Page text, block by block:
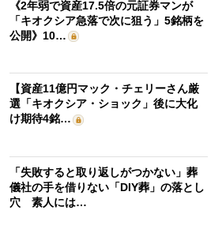
《2年弱で資産17.5倍の元証券マンが
「キオクシア急落で次に狙う」5銘柄を
公開》10…
【資産11億円マック・チェリーさん厳
選「キオクシア・ショック」後に大化
け期待4銘…
「失敗すると取り返しがつかない」葬
儀社の手を借りない「DIY葬」の落とし
穴 素人には…